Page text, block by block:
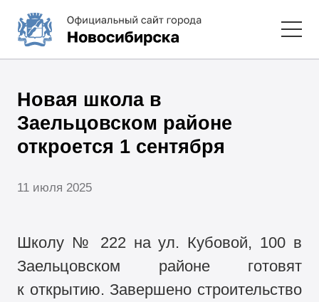
Новая школа в
Заельцовском районе
откроется 1 сентября
11 июля 2025
Школу № 222 на ул. Кубовой, 100 в
Заельцовском районе готовят
к открытию. Завершено строительство